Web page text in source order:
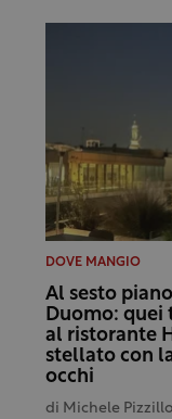
DOVE MANGIO
Al sesto
Duomo: quei
al ristorante
stellato con
occhi
di Michele Pizzillo